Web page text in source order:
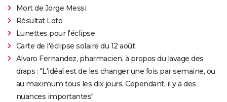
Mort de Jorge Messi
Résultat Loto
Lunettes pour l'éclipse
Carte de l'éclipse solaire du 12 août
Alvaro Fernandez, pharmacien, à propos du lavage des
draps : "L'idéal est de les changer une fois par semaine, ou
au maximum tous les dix jours. Cependant, il y a des
nuances importantes"